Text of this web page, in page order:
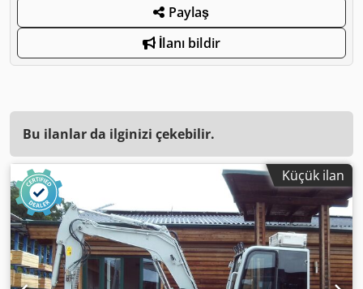
Paylaş
İlanı bildir
Bu ilanlar da ilginizi çekebilir.
Küçük ilan